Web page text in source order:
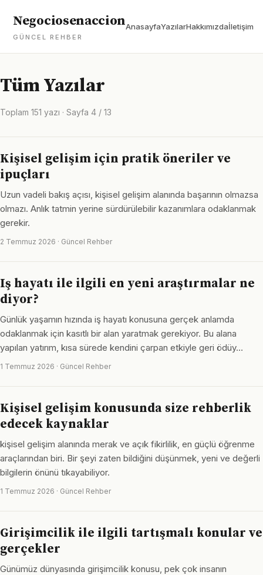
Negociosenaccion
GÜNCEL REHBER
AnasayfaYazılarHakkımızdaİletişim
Tüm Yazılar
Toplam 151 yazı · Sayfa 4 / 13
Kişisel gelişim için pratik öneriler ve
ipuçları
Uzun vadeli bakış açısı, kişisel gelişim alanında başarının olmazsa
olmazı. Anlık tatmin yerine sürdürülebilir kazanımlara odaklanmak
gerekir.
2 Temmuz 2026 · Güncel Rehber
Iş hayatı ile ilgili en yeni araştırmalar ne
diyor?
Günlük yaşamın hızında iş hayatı konusuna gerçek anlamda
odaklanmak için kasıtlı bir alan yaratmak gerekiyor. Bu alana
yapılan yatırım, kısa sürede kendini çarpan etkiyle geri ödüy…
1 Temmuz 2026 · Güncel Rehber
Kişisel gelişim konusunda size rehberlik
edecek kaynaklar
kişisel gelişim alanında merak ve açık fikirlilik, en güçlü öğrenme
araçlarından biri. Bir şeyi zaten bildiğini düşünmek, yeni ve değerli
bilgilerin önünü tıkayabiliyor.
1 Temmuz 2026 · Güncel Rehber
Girişimcilik ile ilgili tartışmalı konular ve
gerçekler
Günümüz dünyasında girişimcilik konusu, pek çok insanın